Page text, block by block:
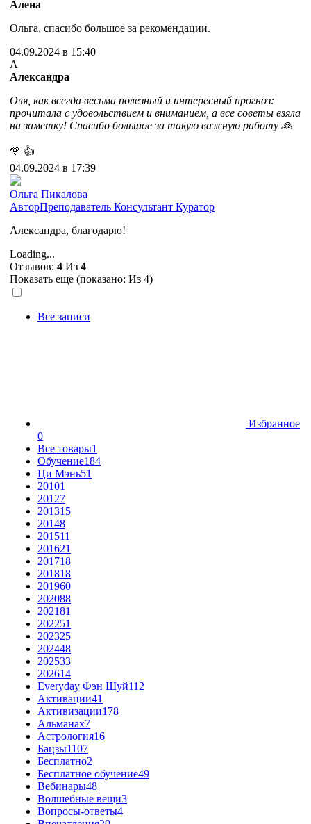
Алена
Ольга, спасибо большое за рекомендации.
04.09.2024 в 15:40
А
Александра
Оля, как всегда весьма полезный и интересный прогноз:
прочитала с удовольствием и вниманием, а все советы взяла
на заметку! Спасибо большое за такую важную работу 🙏
🌹 👍
04.09.2024 в 17:39
Ольга Пикалова
АвторПреподаватель Консультант Куратор
Александра, благодарю!
Loading...
Отзывов: 4 Из 4
Показать еще (показано: Из 4)
Все записи
Избранное
0
Все товары1
Обучение184
Ци Мэнь51
20101
20127
201315
20148
201511
201621
201718
201818
201960
202088
202181
202251
202325
202448
202533
202614
Everyday Фэн Шуй112
Активации41
Активизации178
Альманах7
Астрология16
Бацзы1107
Бесплатно2
Бесплатное обучение49
Вебинары48
Волшебные вещи3
Вопросы-ответы4